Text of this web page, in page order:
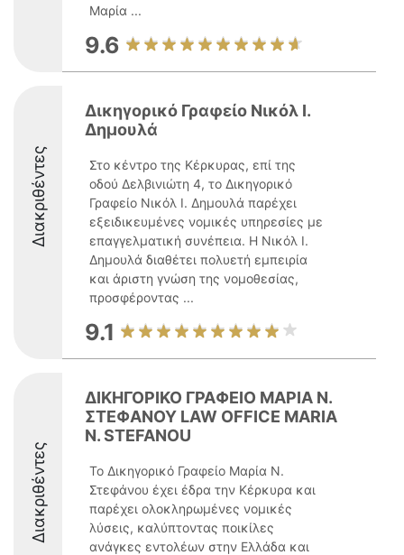
Μαρία ...
9.6
Διακριθέντες
Δικηγορικό Γραφείο Νικόλ Ι.
Δημουλά
Στο κέντρο της Κέρκυρας, επί της
οδού Δελβινιώτη 4, το Δικηγορικό
Γραφείο Νικόλ Ι. Δημουλά παρέχει
εξειδικευμένες νομικές υπηρεσίες με
επαγγελματική συνέπεια. Η Νικόλ Ι.
Δημουλά διαθέτει πολυετή εμπειρία
και άριστη γνώση της νομοθεσίας,
προσφέροντας ...
9.1
Διακριθέντες
ΔΙΚΗΓΟΡΙΚΟ ΓΡΑΦΕΙΟ ΜΑΡΙΑ Ν.
ΣΤΕΦΑΝΟΥ LAW OFFICE MARIA
N. STEFANOU
Το Δικηγορικό Γραφείο Μαρία Ν.
Στεφάνου έχει έδρα την Κέρκυρα και
παρέχει ολοκληρωμένες νομικές
λύσεις, καλύπτοντας ποικίλες
ανάγκες εντολέων στην Ελλάδα και